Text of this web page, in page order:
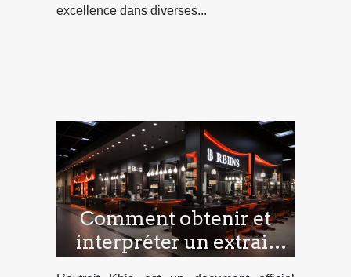
excellence dans diverses...
Comment obtenir et
interpréter un extrait
Kbis pour votre